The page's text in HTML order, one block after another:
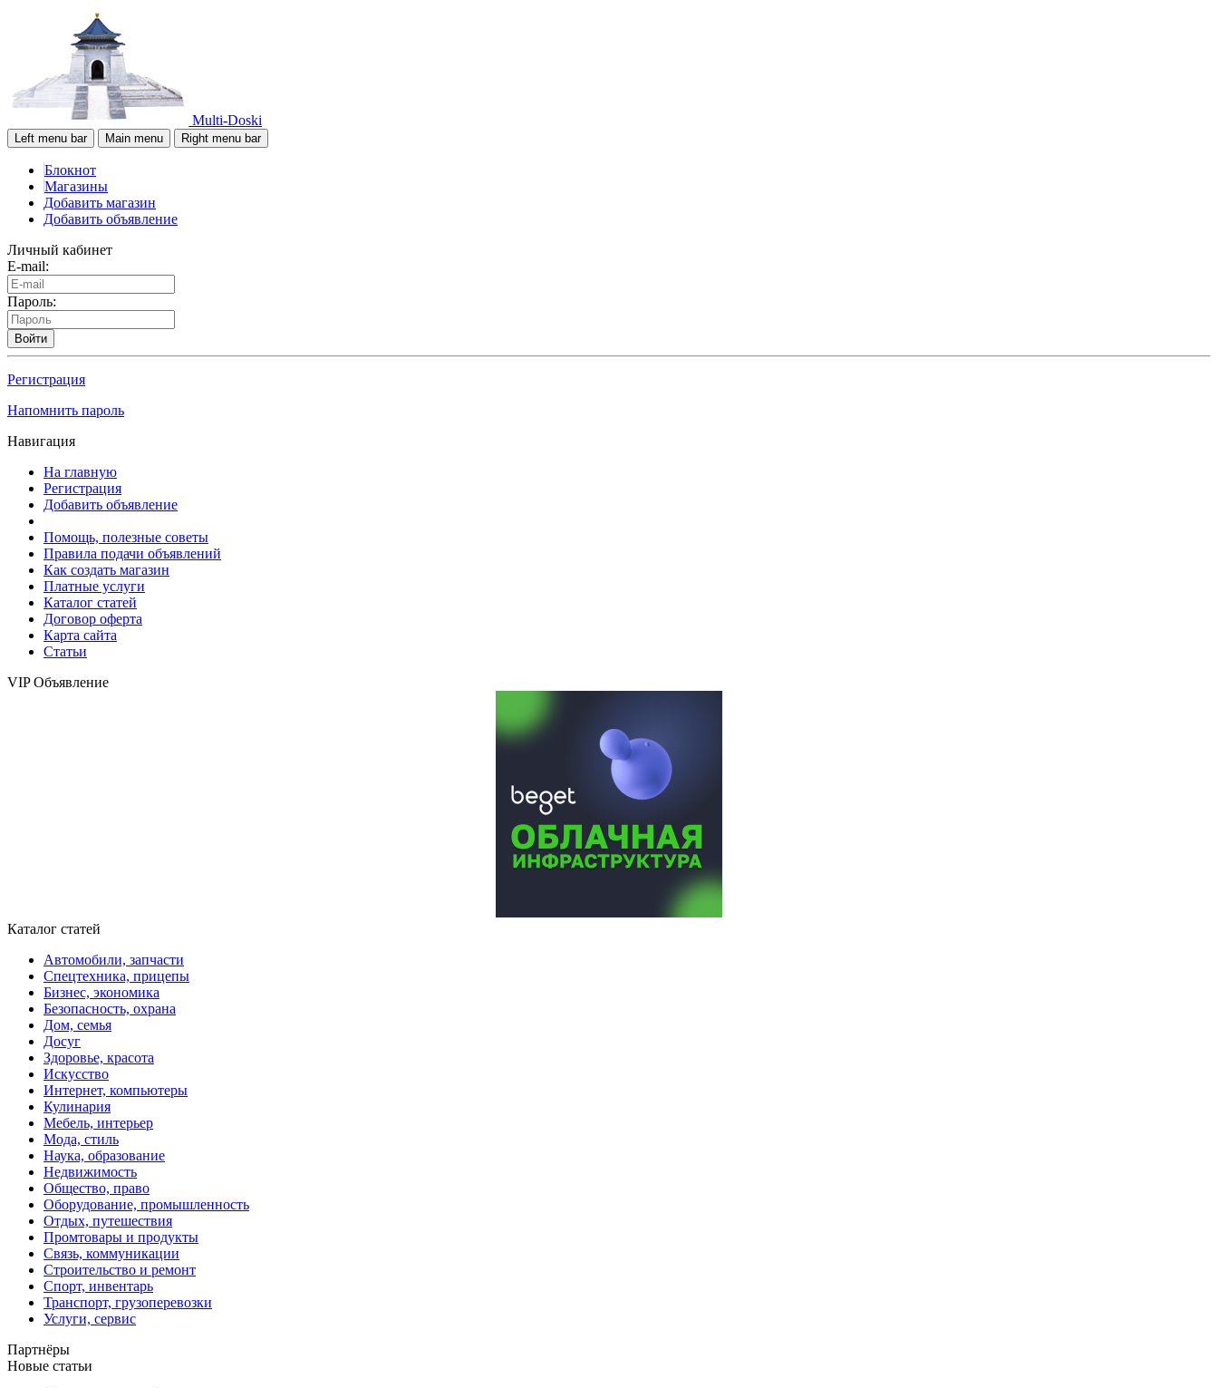
Multi-Doski
Left menu bar Main menu Right menu bar
Блокнот
Магазины
Добавить магазин
Добавить объявление
Личный кабинет
E-mail:
Пароль:
Войти
Регистрация
Напомнить пароль
Навигация
На главную
Регистрация
Добавить объявление
Помощь, полезные советы
Правила подачи объявлений
Как создать магазин
Платные услуги
Каталог статей
Договор оферта
Карта сайта
Статьи
VIP Объявление
Каталог статей
Автомобили, запчасти
Спецтехника, прицепы
Бизнес, экономика
Безопасность, охрана
Дом, семья
Досуг
Здоровье, красота
Искусство
Интернет, компьютеры
Кулинария
Мебель, интерьер
Мода, стиль
Наука, образование
Недвижимость
Общество, право
Оборудование, промышленность
Отдых, путешествия
Промтовары и продукты
Связь, коммуникации
Строительство и ремонт
Спорт, инвентарь
Транспорт, грузоперевозки
Услуги, сервис
Партнёры
Новые статьи